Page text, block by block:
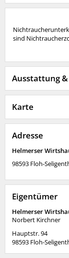
sind
Ausstattung
Karte
Adresse
Helmerser
98593 Floh-
Eigentümer
Helmerser
Norbert Kirchner
Hauptstr. 94
98593 Floh-